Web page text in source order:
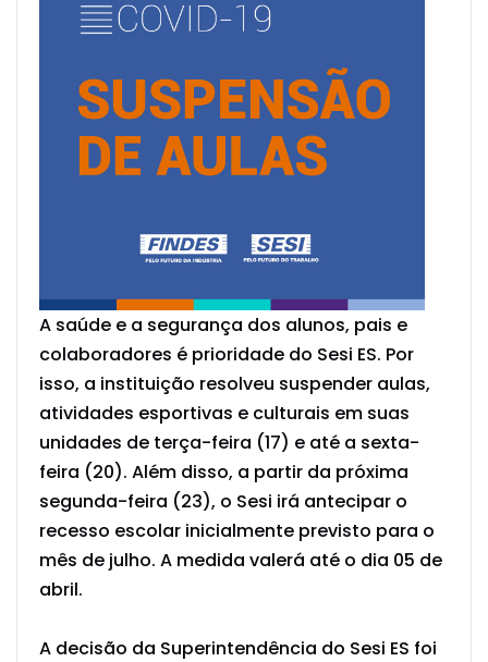
A saúde e a segurança dos alunos, pais e
colaboradores é prioridade do Sesi ES. Por
isso, a instituição resolveu suspender aulas,
atividades esportivas e culturais em suas
unidades de terça-feira (17) e até a sexta-
feira (20). Além disso, a partir da próxima
segunda-feira (23), o Sesi irá antecipar o
recesso escolar inicialmente previsto para o
mês de julho. A medida valerá até o dia 05 de
abril.
A decisão da Superintendência do Sesi ES foi